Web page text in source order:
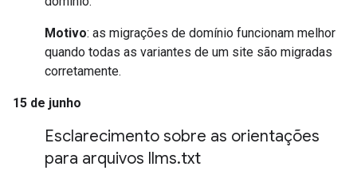
Motivo: as migrações de domínio funcionam melhor
quando todas as variantes de um site são migradas
corretamente.
15 de junho
Esclarecimento sobre as orientações
para arquivos llms.txt